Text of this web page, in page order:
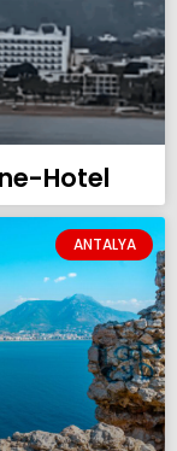
Hotel
ANTALYA